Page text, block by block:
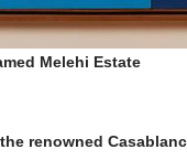
Melehi Estate
renowned